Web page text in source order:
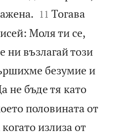


11 Тогава
Моля ти се,
ни възлагай този
безумие и
не бъде тя като
половината от
излиза от